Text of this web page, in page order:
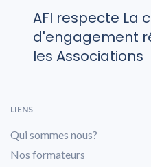
AFI respecte La
d'engagement
les Associations
LIENS
Qui sommes nous?
Nos formateurs